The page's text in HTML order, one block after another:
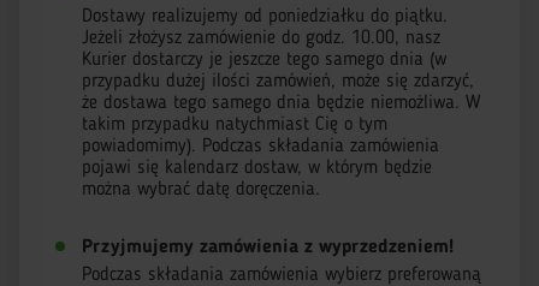
Dostawy realizujemy od poniedziałku do piątku.
Jeżeli złożysz zamówienie do godz. 10.00, nasz
Kurier dostarczy je jeszcze tego samego dnia (w
przypadku dużej ilości zamówień, może się zdarzyć,
że dostawa tego samego dnia będzie niemożliwa. W
takim przypadku natychmiast Cię o tym
powiadomimy). Podczas składania zamówienia
pojawi się kalendarz dostaw, w którym będzie
można wybrać datę doręczenia.
Przyjmujemy zamówienia z wyprzedzeniem!
Podczas składania zamówienia wybierz preferowaną